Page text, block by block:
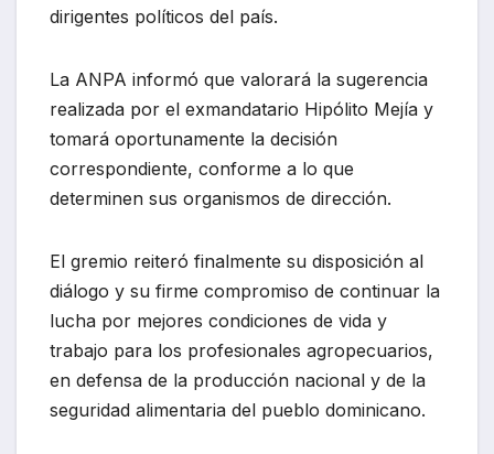
dirigentes políticos del país.
La ANPA informó que valorará la sugerencia
realizada por el exmandatario Hipólito Mejía y
tomará oportunamente la decisión
correspondiente, conforme a lo que
determinen sus organismos de dirección.
El gremio reiteró finalmente su disposición al
diálogo y su firme compromiso de continuar la
lucha por mejores condiciones de vida y
trabajo para los profesionales agropecuarios,
en defensa de la producción nacional y de la
seguridad alimentaria del pueblo dominicano.